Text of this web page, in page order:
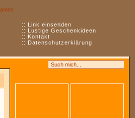
:: Link einsenden
:: Lustige Geschenkideen
:: Kontakt
:: Datenschutzerklärung